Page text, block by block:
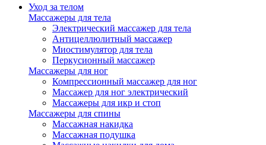
Уход за телом
Массажеры для тела
Электрический массажер для тела
Антицеллюлитный массажер
Миостимулятор для тела
Перкусионный массажер
Массажеры для ног
Компрессионный массажер для ног
Массажер для ног электрический
Массажеры для икр и стоп
Массажеры для спины
Массажная накидка
Массажная подушка